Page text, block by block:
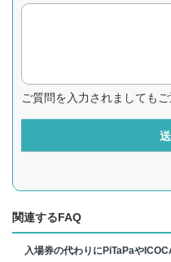
ご質問を入力されましても
関連するFAQ
入場券の代わりにPiTaPaや